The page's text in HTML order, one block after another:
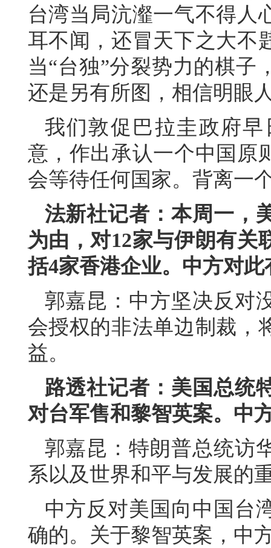
台湾当局沆瀣一气不得人
耳不闻，还冒天下之大不
当“台独”分裂势力的棋子
还是另有所图，相信明眼
我们敦促巴拉圭政府
意，作出承认一个中国原
会等待任何国家。背离一
法新社记者：本周一，
为由，对12家与伊朗有关
括4家香港企业。中方对此
郭嘉昆：中方坚决反对
会授权的非法单边制裁，
益。
路透社记者：美国总统
对台军售和黎智英案。中
郭嘉昆：特朗普总统访
系以及世界和平与发展的
中方反对美国向中国台
确的。关于黎智英案，中